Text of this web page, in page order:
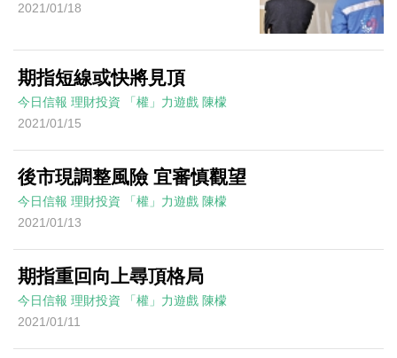
2021/01/18
期指短線或快將見頂
今日信報 理財投資 「權」力遊戲 陳檬
2021/01/15
後市現調整風險 宜審慎觀望
今日信報 理財投資 「權」力遊戲 陳檬
2021/01/13
期指重回向上尋頂格局
今日信報 理財投資 「權」力遊戲 陳檬
2021/01/11